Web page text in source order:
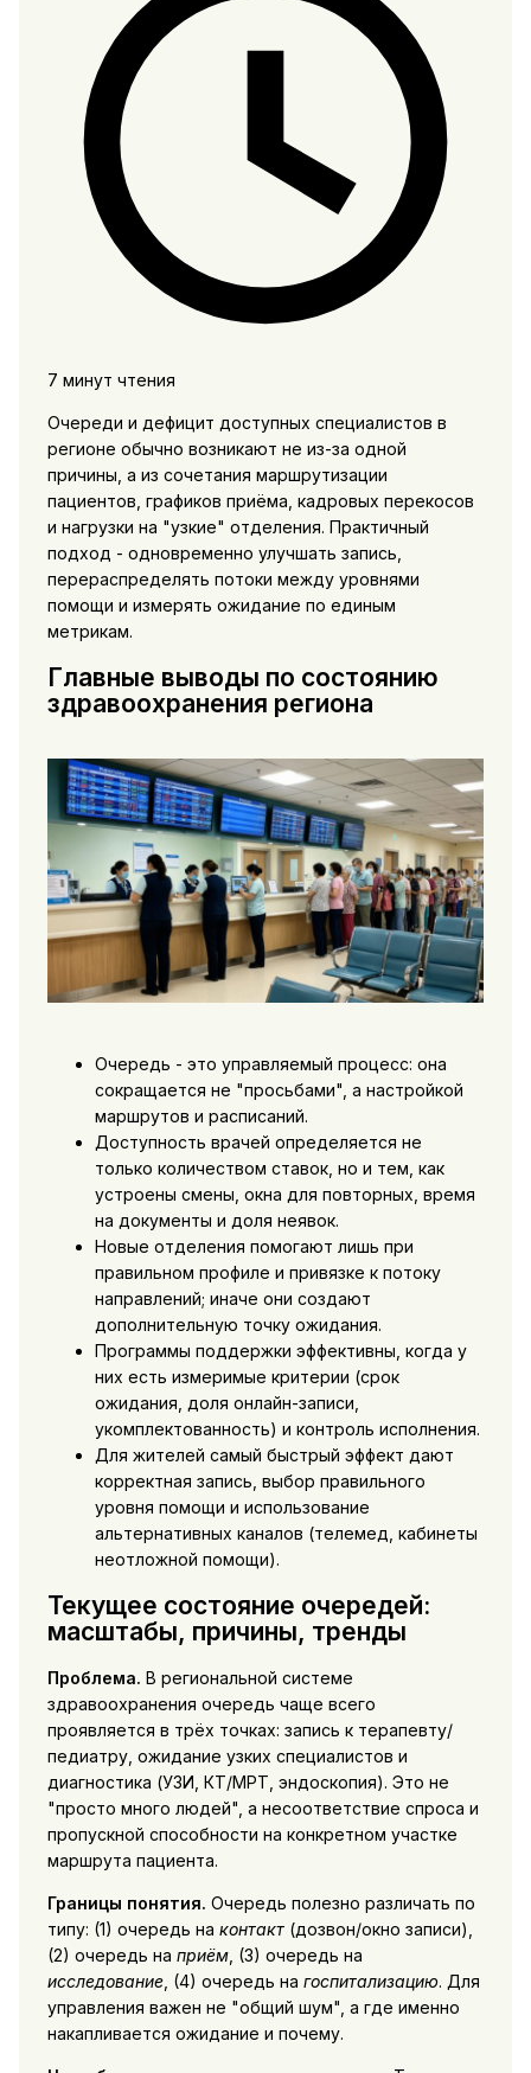
7 минут чтения
Очереди и дефицит доступных специалистов в
регионе обычно возникают не из-за одной
причины, а из сочетания маршрутизации
пациентов, графиков приёма, кадровых перекосов
и нагрузки на "узкие" отделения. Практичный
подход - одновременно улучшать запись,
перераспределять потоки между уровнями
помощи и измерять ожидание по единым
метрикам.
Главные выводы по состоянию
здравоохранения региона
Очередь - это управляемый процесс: она
сокращается не "просьбами", а настройкой
маршрутов и расписаний.
Доступность врачей определяется не
только количеством ставок, но и тем, как
устроены смены, окна для повторных, время
на документы и доля неявок.
Новые отделения помогают лишь при
правильном профиле и привязке к потоку
направлений; иначе они создают
дополнительную точку ожидания.
Программы поддержки эффективны, когда у
них есть измеримые критерии (срок
ожидания, доля онлайн-записи,
укомплектованность) и контроль исполнения.
Для жителей самый быстрый эффект дают
корректная запись, выбор правильного
уровня помощи и использование
альтернативных каналов (телемед, кабинеты
неотложной помощи).
Текущее состояние очередей:
масштабы, причины, тренды
Проблема. В региональной системе
здравоохранения очередь чаще всего
проявляется в трёх точках: запись к терапевту/
педиатру, ожидание узких специалистов и
диагностика (УЗИ, КТ/МРТ, эндоскопия). Это не
"просто много людей", а несоответствие спроса и
пропускной способности на конкретном участке
маршрута пациента.
Границы понятия. Очередь полезно различать по
типу: (1) очередь на контакт(дозвон/окно записи),
(2) очередь на приём, (3) очередь на
исследование, (4) очередь на госпитализацию. Для
управления важен не "общий шум", а где именно
накапливается ожидание и почему.